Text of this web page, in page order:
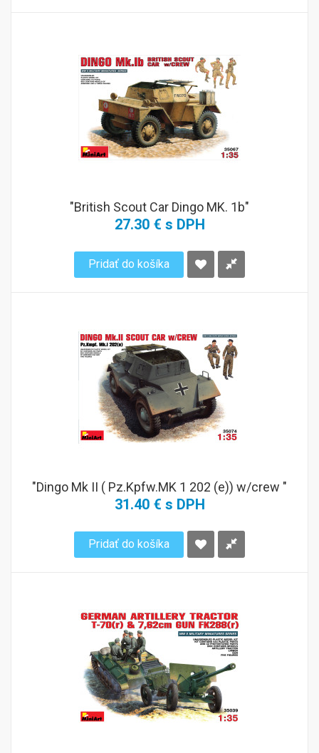
"British Scout Car Dingo MK. 1b"
27.30 € s DPH
Pridať do košíka
"Dingo Mk II ( Pz.Kpfw.MK 1 202 (e)) w/crew "
31.40 € s DPH
Pridať do košíka